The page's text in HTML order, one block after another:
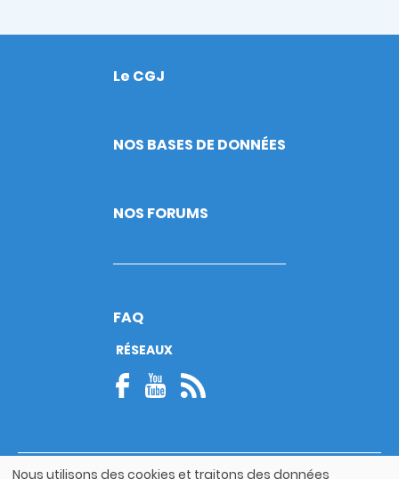
Footer
Le CGJ
NOS BASES DE DONNÉES
NOS FORUMS
FAQ
RÉSEAUX
© Copyright 2026
Nous utilisons des cookies et traitons des données